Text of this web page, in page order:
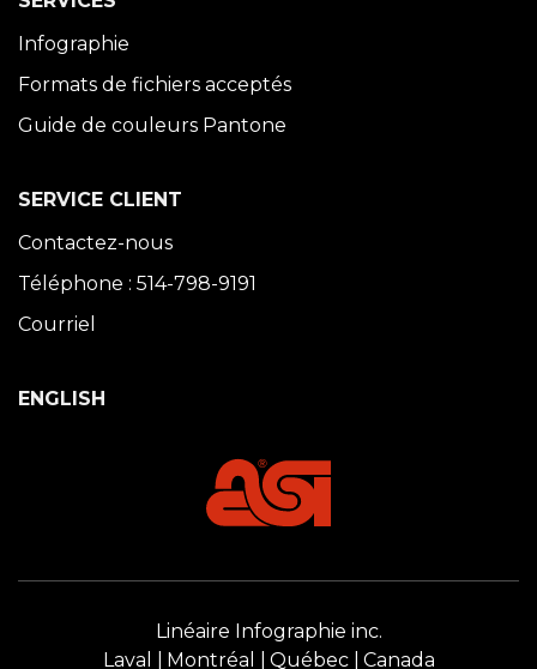
Infographie
Formats de fichiers acceptés
Guide de couleurs Pantone
SERVICE CLIENT
Contactez-nous
Téléphone : 514-798-9191
Courriel
ENGLISH
Linéaire Infographie inc.
Laval
Montréal Québec Canada